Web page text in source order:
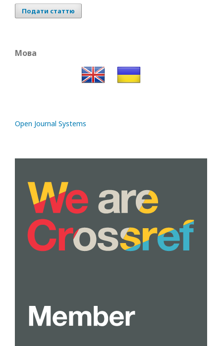
Подати статтю
Мова
Open Journal Systems